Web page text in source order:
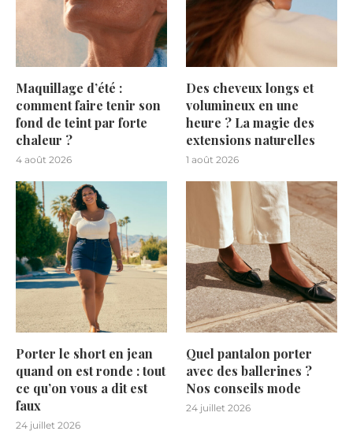
Maquillage d’été :
comment faire tenir son
fond de teint par forte
chaleur ?
4 août 2026
Des cheveux longs et
volumineux en une
heure ? La magie des
extensions naturelles
1 août 2026
Porter le short en jean
quand on est ronde : tout
ce qu’on vous a dit est
faux
24 juillet 2026
Quel pantalon porter
avec des ballerines ?
Nos conseils mode
24 juillet 2026